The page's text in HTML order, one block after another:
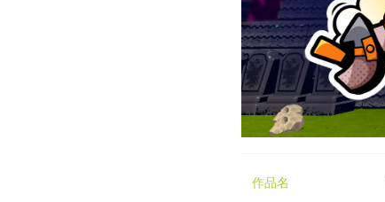
作品名